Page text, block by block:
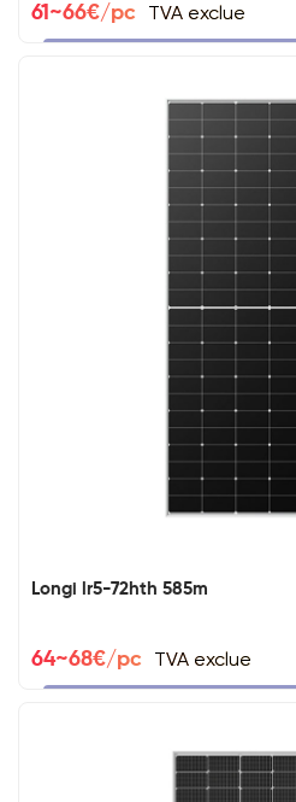
61~66€/pc TVA exclue
Longi lr5-72hth 585m
64~68€/pc TVA exclue